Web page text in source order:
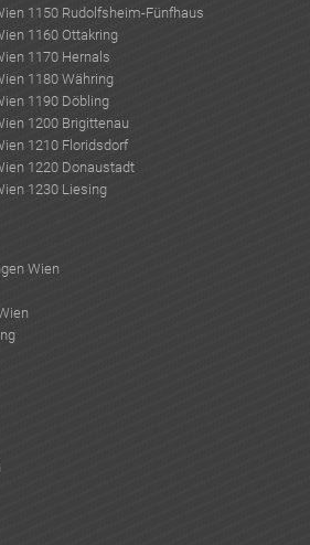
1150 Rudolfsheim-Fünfhaus
1160 Ottakring
1170 Hernals
1180 Währing
1190 Döbling
1200 Brigittenau
1210 Floridsdorf
1220 Donaustadt
1230 Liesing
Wien